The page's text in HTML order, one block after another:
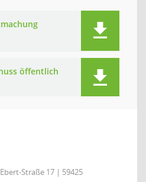
öffentlich
Straße 17 | 59425